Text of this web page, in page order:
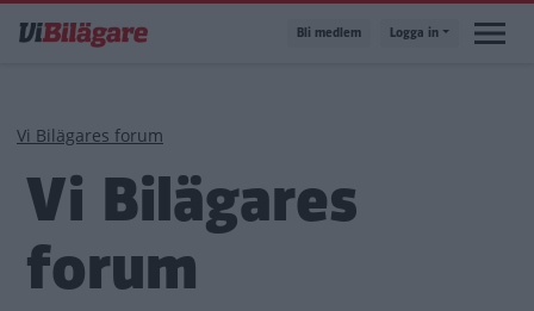
till
Bli medlem Logga in
Länkstig
Vi Bilägares forum
Vi Bilägares
forum